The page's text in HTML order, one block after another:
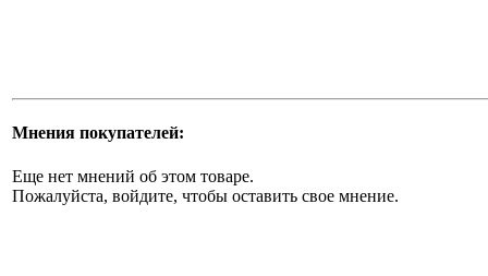
Мнения покупателей:
Еще нет мнений об этом товаре.
Пожалуйста, войдите, чтобы оставить свое мнение.